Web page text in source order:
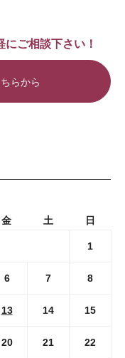
ご相談下さい！
らから
金 土 日
1
6 7 8
13 14 15
20 21 22